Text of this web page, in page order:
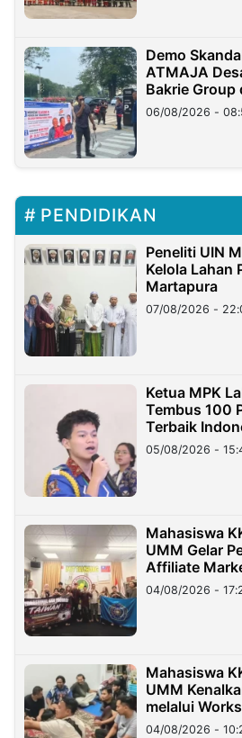
Demo
ATMAJA
Bakrie Group
06/08/2026 -
PENDIDIKAN
Peneliti UIN
Kelola Lahan
Martapura
07/08/2026 -
Ketua MPK
Tembus 100
Terbaik
05/08/2026 -
Mahasiswa
UMM Gelar
Affiliate
Migran
04/08/2026 -
Mahasiswa
UMM
melalui
di Taiwan
04/08/2026 -